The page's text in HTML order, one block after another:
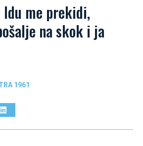
Idu me prekidi,
na skok i ja
1961